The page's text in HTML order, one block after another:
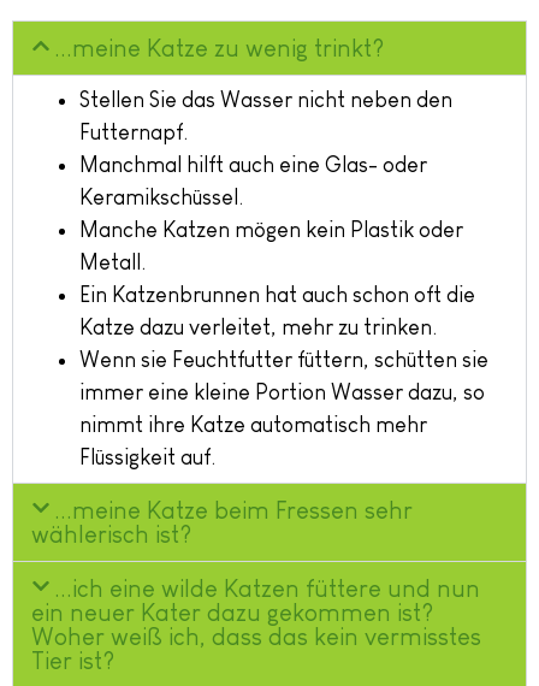
...meine Katze zu wenig trinkt?
Stellen Sie das Wasser nicht neben den
Futternapf.
Manchmal hilft auch eine Glas- oder
Keramikschüssel.
Manche Katzen mögen kein Plastik oder
Metall.
Ein Katzenbrunnen hat auch schon oft die
Katze dazu verleitet, mehr zu trinken.
Wenn sie Feuchtfutter füttern, schütten sie
immer eine kleine Portion Wasser dazu, so
nimmt ihre Katze automatisch mehr
Flüssigkeit auf.
...meine Katze beim Fressen sehr
wählerisch ist?
...ich eine wilde Katzen füttere und nun
ein neuer Kater dazu gekommen ist?
Woher weiß ich, dass das kein vermisstes
Tier ist?